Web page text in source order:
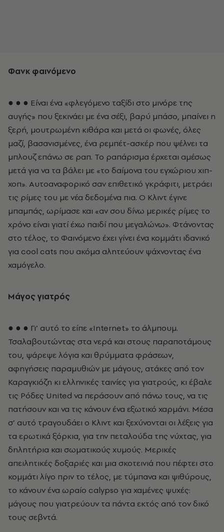
Φανκ φαινόμενο
● ● ● Είναι ένα «φλεγόμενο ταξίδι στο μινόρε της
αυγής» που ξεκινάει με ένα σέξι, βαρύ μπάσο, μπαίνει η
ξερή, μουτρωμένη κιθάρα και μετά οι φωνές, όλες
μαζί, βασανισμένες, ένα ρεμπέτ-ασκέρ που ψέλνει τα
μπλουζ επάνω σε ραπ. Το ραπάρισμα έρχεται αμέσως
μετά για να τα βάλει με «το δαίμονα του εγχώριου χιπ-
χοπ». Αυτοαναφορικό σαν επιθετικό γκράφιτι, μετράει
τις ρίμες του με νέα δεδομένα πια. Ο Κλιντ έγινε
μπαμπάς, ωρίμασε και «αν σου δίνω μερικές ρίμες το
χρόνο είναι γιατί έχω παιδί που μεγαλώνω». Φτάνοντας
στο τέλος, το Φαινόμενο έχει γίνει ένα κομμάτι ιδανικό
για cool cats που ακόμα αλητεύουν ψάχνοντας ένα
χαμόγελο.
Μάγος γιατρός
● ● ● Γι’ αυτό το είπε «Internet» το άλμπουμ.
Τσαλαβουτώντας στα νερά και στους παραποτάμους
του, ψάρεψε λόγια και θρύμματα φράσεων,
αφηγήσεις παραμυθιών με μάγους, ατάκες από τον
Καραγκιόζη κι ελληνικές ταινίες για γιατρούς, κι έβαλε
τις Ρόδες United να περάσουν από πάνω τους, να τις
πατήσουν και να τις κάνουν ένα εξωτικό χαρμάνι. Μέσα
σ’ αυτό τραγουδάει ο Κλιντ και ξεχύνονται οι λέξεις για
τα ερωτικά ξόρκια, για την πεταλούδα της νύχτας, για
δηλητήρια και σωματικούς χυμούς. Μερικές
απειλητικές δοξαριές και μια σκοτεινιά που πέφτει στο
κομμάτι λίγο πριν το τέλος, με τύμπανα και ψιθύρους,
το κάνουν ένα ωραίο calypso για χαμένες ψυχές:
μάγους που γιατρεύουν τα πάντα εκτός από τον δικό
τους σεβντά.